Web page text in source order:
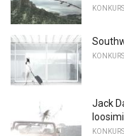
Jack